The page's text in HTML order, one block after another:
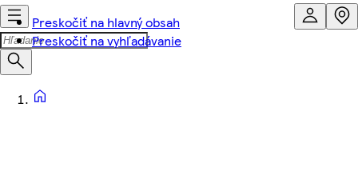
Preskočiť na hlavný obsah
Preskočiť na vyhľadávanie